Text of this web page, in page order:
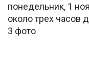
понедельник, 1
около трех часов
3 фото